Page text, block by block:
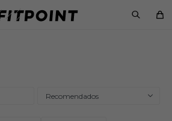
Recomendados